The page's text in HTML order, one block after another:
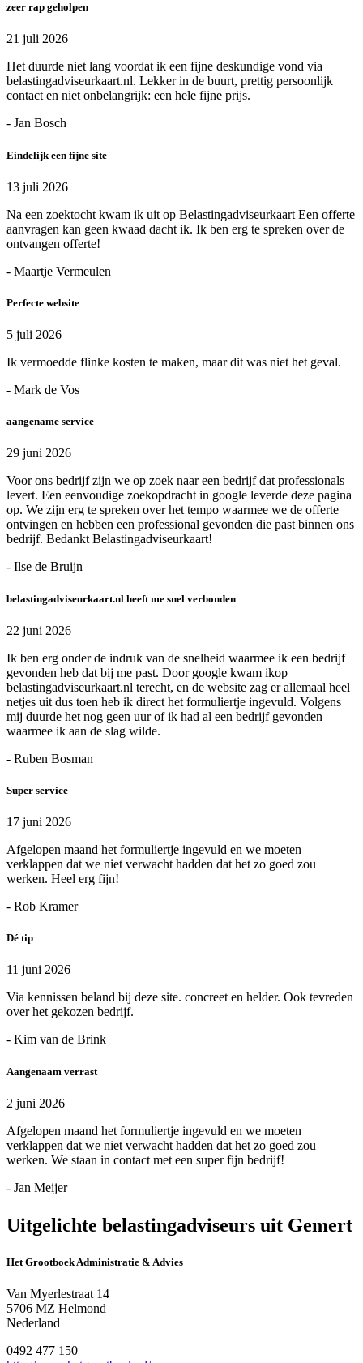
zeer rap geholpen
21 juli 2026
Het duurde niet lang voordat ik een fijne deskundige vond via
belastingadviseurkaart.nl. Lekker in de buurt, prettig persoonlijk
contact en niet onbelangrijk: een hele fijne prijs.
- Jan Bosch
Eindelijk een fijne site
13 juli 2026
Na een zoektocht kwam ik uit op Belastingadviseurkaart Een offerte
aanvragen kan geen kwaad dacht ik. Ik ben erg te spreken over de
ontvangen offerte!
- Maartje Vermeulen
Perfecte website
5 juli 2026
Ik vermoedde flinke kosten te maken, maar dit was niet het geval.
- Mark de Vos
aangename service
29 juni 2026
Voor ons bedrijf zijn we op zoek naar een bedrijf dat professionals
levert. Een eenvoudige zoekopdracht in google leverde deze pagina
op. We zijn erg te spreken over het tempo waarmee we de offerte
ontvingen en hebben een professional gevonden die past binnen ons
bedrijf. Bedankt Belastingadviseurkaart!
- Ilse de Bruijn
belastingadviseurkaart.nl heeft me snel verbonden
22 juni 2026
Ik ben erg onder de indruk van de snelheid waarmee ik een bedrijf
gevonden heb dat bij me past. Door google kwam ikop
belastingadviseurkaart.nl terecht, en de website zag er allemaal heel
netjes uit dus toen heb ik direct het formuliertje ingevuld. Volgens
mij duurde het nog geen uur of ik had al een bedrijf gevonden
waarmee ik aan de slag wilde.
- Ruben Bosman
Super service
17 juni 2026
Afgelopen maand het formuliertje ingevuld en we moeten
verklappen dat we niet verwacht hadden dat het zo goed zou
werken. Heel erg fijn!
- Rob Kramer
Dé tip
11 juni 2026
Via kennissen beland bij deze site. concreet en helder. Ook tevreden
over het gekozen bedrijf.
- Kim van de Brink
Aangenaam verrast
2 juni 2026
Afgelopen maand het formuliertje ingevuld en we moeten
verklappen dat we niet verwacht hadden dat het zo goed zou
werken. We staan in contact met een super fijn bedrijf!
- Jan Meijer
Uitgelichte belastingadviseurs uit Gemert
Het Grootboek Administratie & Advies
Van Myerlestraat 14
5706 MZ Helmond
Nederland
0492 477 150